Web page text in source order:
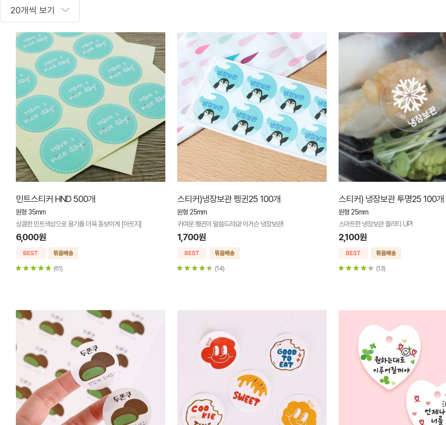
민트스티커 HND 500개
원형 35mm
상콤한 민트색상으로 용기를 더욱 돋보이게 [아트지]
6,000원
(61)
스티커)냉장보관 펭귄25 100개
원형 25mm
귀여운 펭귄이 말씀드려요! 이거슨 냉장보관!
1,700원
(14)
스티커) 냉장보관 투명25 100개
원형 25mm
스마트한 냉장보관 퀄리티 UP!
2,100원
(13)